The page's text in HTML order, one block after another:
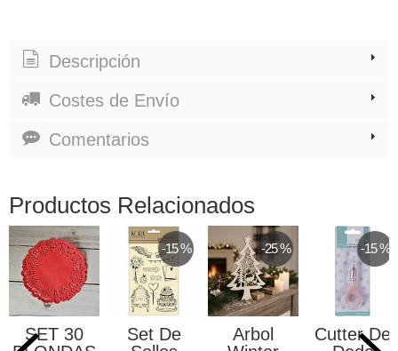
Descripción
Costes de Envío
Comentarios
Productos Relacionados
SET 30
-15 %
Set De
-25 %
Arbol
-15 %
Cutter De